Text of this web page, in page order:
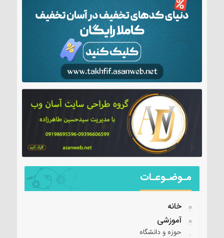
مـوضـوعـات
خانه
آموزشی
حوزه و دانشگاه